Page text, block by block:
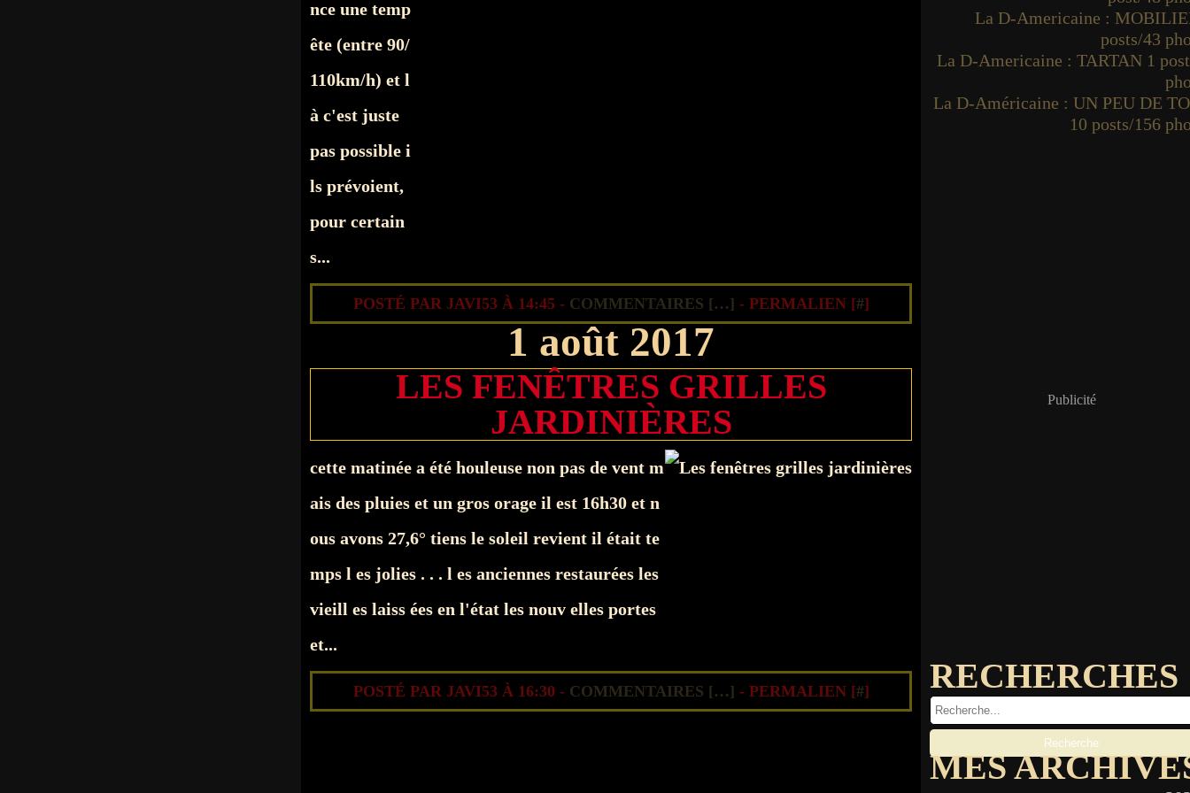
nce une temp
ête (entre 90/
110km/h) et l
à c'est juste
pas possible i
ls prévoient,
pour certain
s...
POSTÉ PAR JAVI53 À 14:45 - COMMENTAIRES […] - PERMALIEN [#]
1 août 2017
LES FENÊTRES GRILLES
JARDINIÈRES
cette matinée a été houleuse non pas de vent m
ais des pluies et un gros orage il est 16h30 et n
ous avons 27,6° tiens le soleil revient il était te
mps l es jolies . . . l es anciennes restaurées les
vieill es laiss ées en l'état les nouv elles portes
et...
POSTÉ PAR JAVI53 À 16:30 - COMMENTAIRES […] - PERMALIEN [#]
La D-Americaine :
posts/43
La D-Americaine : TARTAN 1
La D-Américaine : UN PEU DE
10 posts/156
Publicité
RECHERCHES
MES